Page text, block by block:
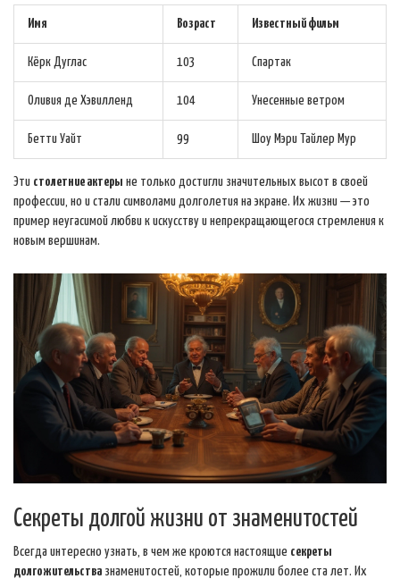
Имя Возраст Известный фильм
Кёрк Дуглас 103 Спартак
Оливия де Хэвилленд 104 Унесенные ветром
Бетти Уайт 99 Шоу Мэри Тайлер Мур
Эти столетние актеры не только достигли значительных высот в своей
профессии, но и стали символами долголетия на экране. Их жизни — это
пример неугасимой любви к искусству и непрекращающегося стремления к
новым вершинам.
Секреты долгой жизни от знаменитостей
Всегда интересно узнать, в чем же кроются настоящие секреты
долгожительства знаменитостей, которые прожили более ста лет. Их